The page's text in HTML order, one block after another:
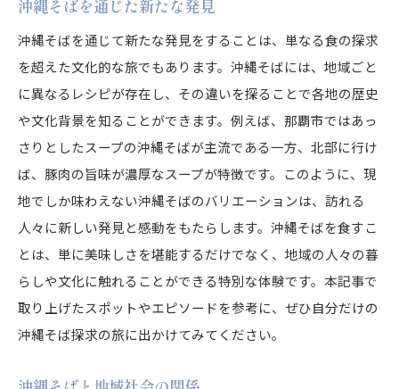
沖縄そばの旅で得られる感動
体験から広がる沖縄そばの世界
沖縄そばを通じた新たな発見
沖縄そばを通じて新たな発見をすることは、単なる食の探求
を超えた文化的な旅でもあります。沖縄そばには、地域ごと
に異なるレシピが存在し、その違いを探ることで各地の歴史
や文化背景を知ることができます。例えば、那覇市ではあっ
さりとしたスープの沖縄そばが主流である一方、北部に行け
ば、豚肉の旨味が濃厚なスープが特徴です。このように、現
地でしか味わえない沖縄そばのバリエーションは、訪れる
人々に新しい発見と感動をもたらします。沖縄そばを食すこ
とは、単に美味しさを堪能するだけでなく、地域の人々の暮
らしや文化に触れることができる特別な体験です。本記事で
取り上げたスポットやエピソードを参考に、ぜひ自分だけの
沖縄そば探求の旅に出かけてみてください。